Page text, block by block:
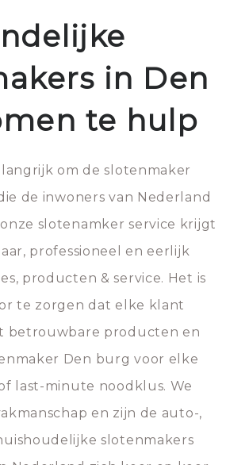
in Den
te hulp
om de slotenmaker
de inwoners van Nederland
slotenamker service krijgt
professioneel en eerlijk
producten & service. Het is
te zorgen dat elke klant
betrouwbare producten en
Den burg voor elke
last-minute noodklus. We
en zijn de auto-,
slotenmakers